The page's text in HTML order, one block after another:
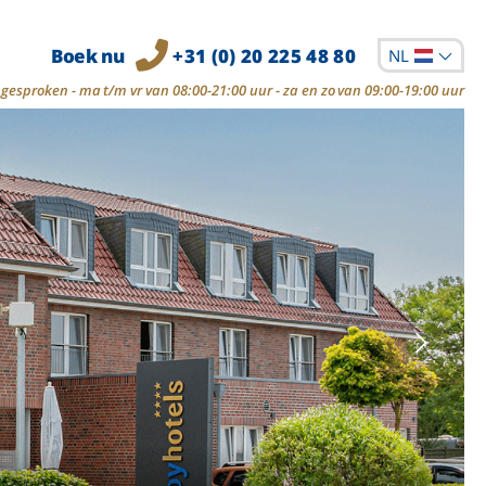
Boek nu +31 (0) 20 225 48 80 NL
- ma t/m vr van 08:00-21:00 uur - za en zo van 09:00-19:00 uur